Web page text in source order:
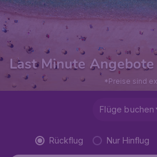
Last Minute Angebote
*Preise sind
Flüge buchen
Rückflug Nur Hinflug